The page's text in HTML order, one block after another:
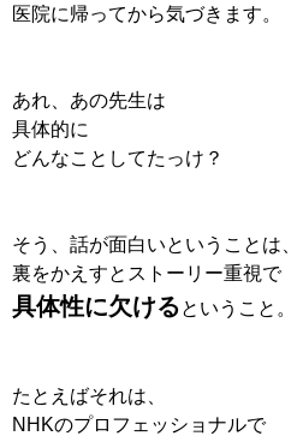
医院に帰ってから気づきます。
あれ、あの先生は
具体的に
どんなことしてたっけ？
そう、話が面白いということは、
裏をかえすとストーリー重視で
具体性に欠けるということ。
たとえばそれは、
NHKのプロフェッショナルで